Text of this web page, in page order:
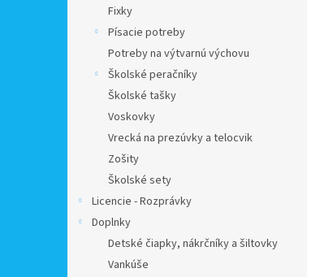
Fixky
Písacie potreby
Potreby na výtvarnú výchovu
Školské peračníky
Školské tašky
Voskovky
Vrecká na prezúvky a telocvik
Zošity
Školské sety
Licencie - Rozprávky
Doplnky
Detské čiapky, nákrčníky a šiltovky
Vankúše